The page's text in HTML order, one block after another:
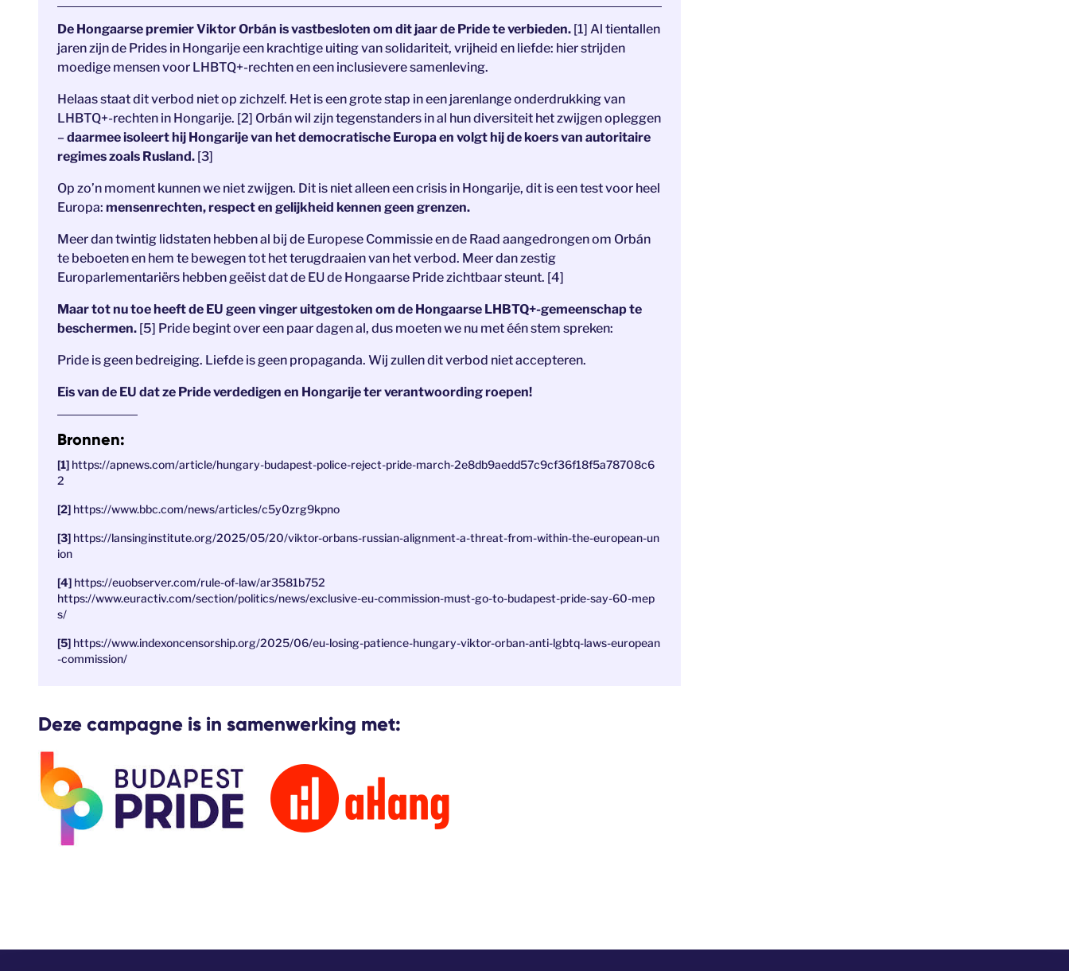
De Hongaarse premier Viktor Orbán is vastbesloten om dit jaar de Pride te verbieden. [1] Al tientallen
jaren zijn de Prides in Hongarije een krachtige uiting van solidariteit, vrijheid en liefde: hier strijden
moedige mensen voor LHBTQ+-rechten en een inclusievere samenleving.
Helaas staat dit verbod niet op zichzelf. Het is een grote stap in een jarenlange onderdrukking van
LHBTQ+-rechten in Hongarije. [2] Orbán wil zijn tegenstanders in al hun diversiteit het zwijgen opleggen
– daarmee isoleert hij Hongarije van het democratische Europa en volgt hij de koers van autoritaire
regimes zoals Rusland. [3]
Op zo’n moment kunnen we niet zwijgen. Dit is niet alleen een crisis in Hongarije, dit is een test voor heel
Europa: mensenrechten, respect en gelijkheid kennen geen grenzen.
Meer dan twintig lidstaten hebben al bij de Europese Commissie en de Raad aangedrongen om Orbán
te beboeten en hem te bewegen tot het terugdraaien van het verbod. Meer dan zestig
Europarlementariërs hebben geëist dat de EU de Hongaarse Pride zichtbaar steunt. [4]
Maar tot nu toe heeft de EU geen vinger uitgestoken om de Hongaarse LHBTQ+-gemeenschap te
beschermen. [5] Pride begint over een paar dagen al, dus moeten we nu met één stem spreken:
Pride is geen bedreiging. Liefde is geen propaganda. Wij zullen dit verbod niet accepteren.
Eis van de EU dat ze Pride verdedigen en Hongarije ter verantwoording roepen!
Bronnen:
https://apnews.com/article/hungary-budapest-police-reject-pride-march-2e8db9aedd57c9cf36f18f5a78708c6
2
https://www.bbc.com/news/articles/c5y0zrg9kpno
https://lansinginstitute.org/2025/05/20/viktor-orbans-russian-alignment-a-threat-from-within-the-european-un
ion
https://euobserver.com/rule-of-law/ar3581b752
https://www.euractiv.com/section/politics/news/exclusive-eu-commission-must-go-to-budapest-pride-say-60-mep
s/
https://www.indexoncensorship.org/2025/06/eu-losing-patience-hungary-viktor-orban-anti-lgbtq-laws-european
-commission/
Deze campagne is in samenwerking met: